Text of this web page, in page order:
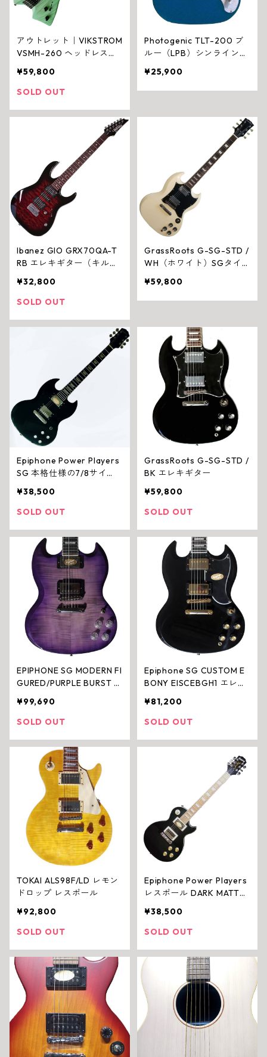
アウトレット｜VIKSTROM
VSMH-260 ヘッドレスギ
¥59,800
SOLD OUT
Photogenic TLT-200 ブ
ルー（LPB）シンラインタ
ロウ／Fホール
¥25,900
Ibanez GIO GRX70QA-T
RB エレキギター（キルト
モロ）
¥32,800
SOLD OUT
GrassRoots G-SG-STD /
WH（ホワイト）SGタイ
¥59,800
Epiphone Power Players
SG 本格仕様の7/8サイ
¥38,500
SOLD OUT
GrassRoots G-SG-STD /
BK エレキギター
¥59,800
SOLD OUT
EPIPHONE SG MODERN FI
GURED/PURPLE BURST EI
¥99,690
SOLD OUT
Epiphone SG CUSTOM E
BONY EISCEBGH1 エレキ
¥81,200
SOLD OUT
TOKAI ALS98F/LD レモン
ドロップ レスポール
¥92,800
SOLD OUT
Epiphone Power Players
レスポール DARK MATTER
ー
¥38,500
SOLD OUT